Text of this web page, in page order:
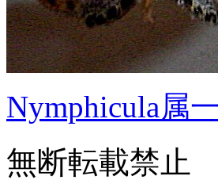
Nymphicula属
無断転載禁止